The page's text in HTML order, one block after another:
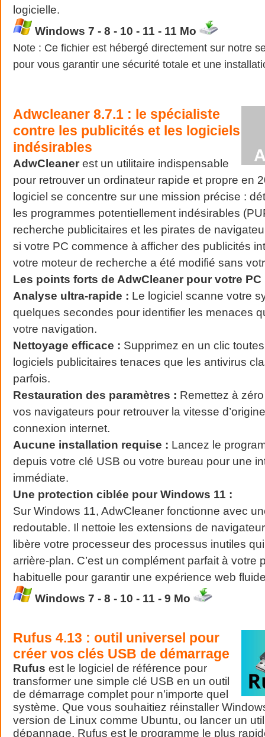
logicielle.
Windows 7 - 8 - 10 - 11 - 11 Mo
Note : Ce fichier est hébergé directement sur notre
pour vous garantir une sécurité totale et une
Adwcleaner 8.7.1 : le spécialiste
contre les publicités et les logiciels
indésirables
AdwCleaner est un utilitaire indispensable
pour retrouver un ordinateur rapide et propre en
logiciel se concentre sur une mission précise :
les programmes potentiellement indésirables
recherche publicitaires et les pirates de
si votre PC commence à afficher des publicités
votre moteur de recherche a été modifié sans
Les points forts de AdwCleaner pour votre PC
Analyse ultra-rapide : Le logiciel scanne votre
quelques secondes pour identifier les menaces
votre navigation.
Nettoyage efficace : Supprimez en un clic
logiciels publicitaires tenaces que les antivirus
parfois.
Restauration des paramètres : Remettez à
vos navigateurs pour retrouver la vitesse
connexion internet.
Aucune installation requise : Lancez le
depuis votre clé USB ou votre bureau pour une
immédiate.
Une protection ciblée pour Windows 11 :
Sur Windows 11, AdwCleaner fonctionne avec
redoutable. Il nettoie les extensions de
libère votre processeur des processus inutiles
arrière-plan. C’est un complément parfait à votre
habituelle pour garantir une expérience web
Windows 7 - 8 - 10 - 11 - 9 Mo
Rufus 4.13 : outil universel pour
créer vos clés USB de démarrage
Rufus est le logiciel de référence pour
transformer une simple clé USB en un outil
de démarrage complet pour n’importe quel
système. Que vous souhaitiez réinstaller
version de Linux comme Ubuntu, ou lancer un
dépannage, Rufus est le programme le plus